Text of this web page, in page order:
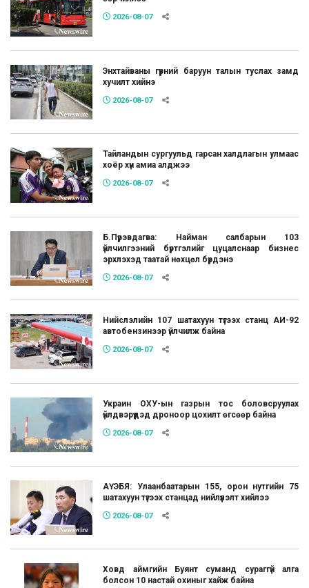
2026-08-07
Энхтайваны гүүрний баруун талын туслах замд
хучилт хийнэ
2026-08-07
Тайландын сургуульд гарсан халдлагын улмаас
хоёр хүн амиа алджээ
2026-08-07
Б.Пүрэвдагва: Найман салбарын 103
үйлчилгээний бүртгэлийг цуцалснаар бизнес
эрхлэхэд таатай нөхцөл бүрдэнэ
2026-08-07
Нийслэлийн 107 шатахуун түгээх станц АИ-92
автобензинээр үйлчилж байна
2026-08-07
Украин ОХУ-ын газрын тос боловсруулах
үйлдвэрүүдэд дроноор цохилт өгсөөр байна
2026-08-07
АҮЭБЯ: Улаанбаатарын 155, орон нутгийн 75
шатахуун түгээх станцад нийлүүлэлт хийлээ
2026-08-07
Ховд аймгийн Буянт суманд сураггүй алга
болсон 10 настай охиныг хайж байна